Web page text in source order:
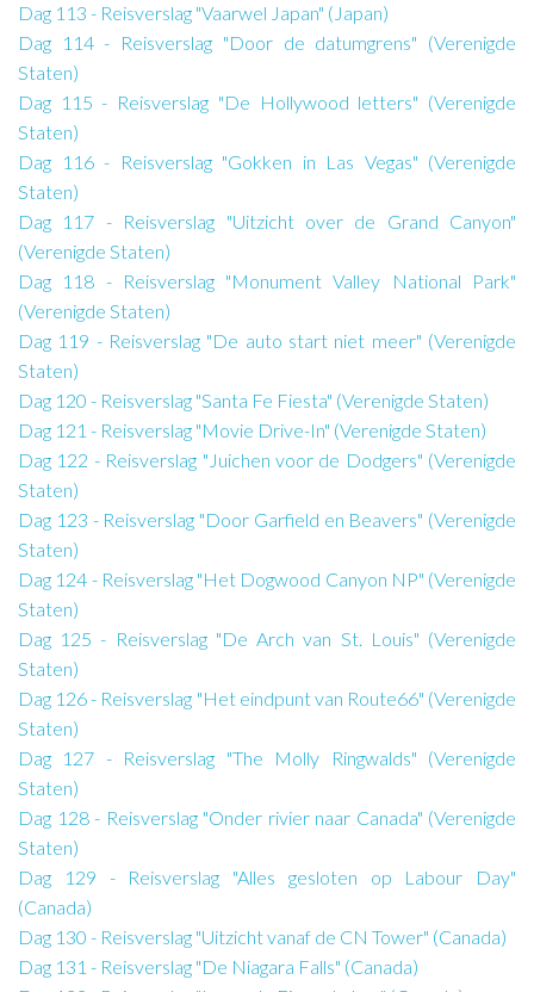
Dag 113 - Reisverslag "Vaarwel Japan" (Japan)
Dag 114 - Reisverslag "Door de datumgrens" (Verenigde
Staten)
Dag 115 - Reisverslag "De Hollywood letters" (Verenigde
Staten)
Dag 116 - Reisverslag "Gokken in Las Vegas" (Verenigde
Staten)
Dag 117 - Reisverslag "Uitzicht over de Grand Canyon"
(Verenigde Staten)
Dag 118 - Reisverslag "Monument Valley National Park"
(Verenigde Staten)
Dag 119 - Reisverslag "De auto start niet meer" (Verenigde
Staten)
Dag 120 - Reisverslag "Santa Fe Fiesta" (Verenigde Staten)
Dag 121 - Reisverslag "Movie Drive-In" (Verenigde Staten)
Dag 122 - Reisverslag "Juichen voor de Dodgers" (Verenigde
Staten)
Dag 123 - Reisverslag "Door Garfield en Beavers" (Verenigde
Staten)
Dag 124 - Reisverslag "Het Dogwood Canyon NP" (Verenigde
Staten)
Dag 125 - Reisverslag "De Arch van St. Louis" (Verenigde
Staten)
Dag 126 - Reisverslag "Het eindpunt van Route66" (Verenigde
Staten)
Dag 127 - Reisverslag "The Molly Ringwalds" (Verenigde
Staten)
Dag 128 - Reisverslag "Onder rivier naar Canada" (Verenigde
Staten)
Dag 129 - Reisverslag "Alles gesloten op Labour Day"
(Canada)
Dag 130 - Reisverslag "Uitzicht vanaf de CN Tower" (Canada)
Dag 131 - Reisverslag "De Niagara Falls" (Canada)